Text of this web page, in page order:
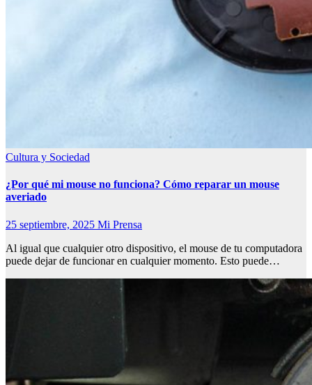
Cultura y Sociedad
¿Por qué mi mouse no funciona? Cómo reparar un mouse
averiado
25 septiembre, 2025 Mi Prensa
Al igual que cualquier otro dispositivo, el mouse de tu computadora
puede dejar de funcionar en cualquier momento. Esto puede…